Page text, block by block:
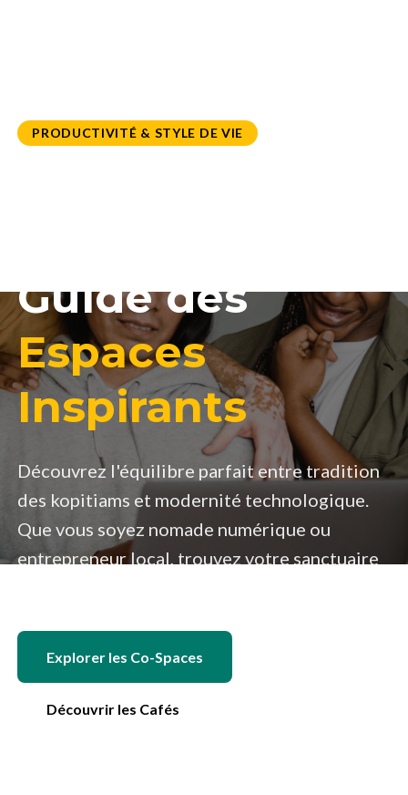
PRODUCTIVITÉ & STYLE DE VIE
Guide des
Espaces
Inspirants
Découvrez l'équilibre parfait entre tradition
des kopitiams et modernité technologique.
Que vous soyez nomade numérique ou
entrepreneur local, trouvez votre sanctuaire
Explorer les Co-Spaces
Découvrir les Cafés